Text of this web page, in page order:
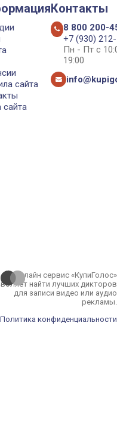
сайта
сайта
Контакты
8 800 200-
+7 (930)
Пн - Пт с
19:00
Онлайн сервис «КупиГолос»
найти лучших дикторов
для записи видео или аудио
рекламы.
Политика конфиденциальности